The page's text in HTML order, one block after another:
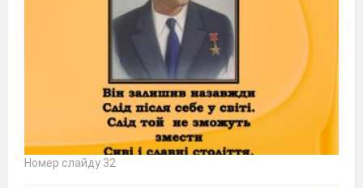
Номер слайду 32